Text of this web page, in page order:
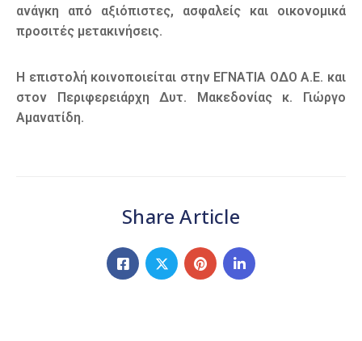
ανάγκη από αξιόπιστες, ασφαλείς και οικονομικά
προσιτές μετακινήσεις.
Η επιστολή κοινοποιείται στην ΕΓΝΑΤΙΑ ΟΔΟ Α.Ε. και
στον Περιφερειάρχη Δυτ. Μακεδονίας κ. Γιώργο
Αμανατίδη.
Share Article